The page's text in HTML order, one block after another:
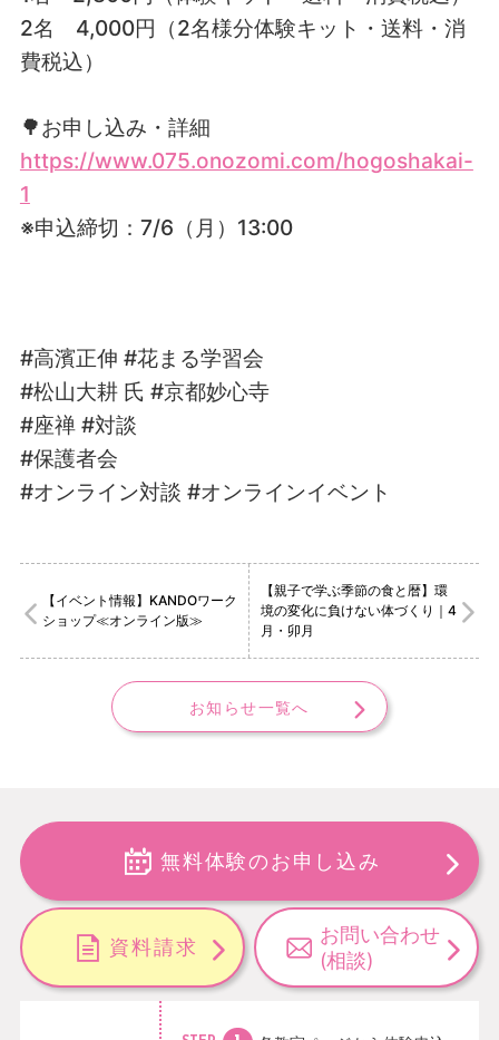
2名 4,000円（2名様分体験キット・送料・消
費税込）
🌳お申し込み・詳細
https://www.075.onozomi.com/hogoshakai-
1
※申込締切：7/6（月）13:00
#高濱正伸 #花まる学習会
#松山大耕 氏 #京都妙心寺
#座禅 #対談
#保護者会
#オンライン対談 #オンラインイベント
【イベント情報】KANDOワーク
ショップ≪オンライン版≫
【親子で学ぶ季節の食と暦】環
境の変化に負けない体づくり｜4
月・卯月
お知らせ一覧へ
無料体験のお申し込み
資料請求
お問い合わせ
(相談)